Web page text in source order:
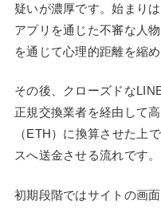
疑いが濃厚です。始まり
アプリを通じた不審な人
を通じて心理的距離を縮め
その後、クローズドな
正規交換業者を経由して
（ETH）に換算させた上
スへ送金させる流れです。
初期段階ではサイトの画